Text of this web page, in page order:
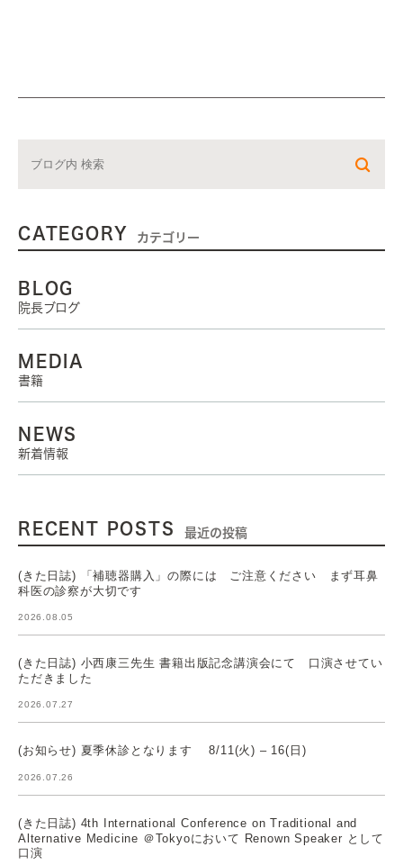
CATEGORY カテゴリー
BLOG
院長ブログ
MEDIA
書籍
NEWS
新着情報
RECENT POSTS 最近の投稿
(きた日誌) 「補聴器購入」の際には ご注意ください まず耳鼻
科医の診察が大切です
2026.08.05
(きた日誌) 小西康三先生 書籍出版記念講演会にて 口演させてい
ただきました
2026.07.27
(お知らせ) 夏季休診となります 8/11(火) – 16(日)
2026.07.26
(きた日誌) 4th International Conference on Traditional and
Alternative Medicine ＠Tokyoにおいて Renown Speaker として
口演